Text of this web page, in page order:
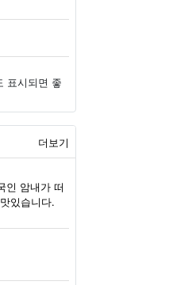
표시되면 좋
더보기
인 암내가 떠
있습니다.